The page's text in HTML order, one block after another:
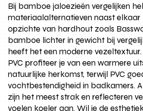
Bij bamboe jaloezieën vergelijken
materiaalalternatieven naast elkaar
opzichte van hardhout zoals
bamboe lichter in gewicht bij
heeft het een moderne
PVC profiteer je van een warmere
natuurlijke herkomst, terwijl PVC
vochtbestendigheid in badkamers.
zijn het meest strak en reflecteren
voelen koeler aan. Wil je de